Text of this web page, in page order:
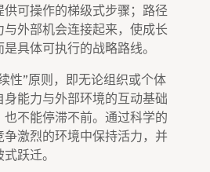
可操作的梯级式步骤；路径
外部机会连接起来，使成长
具体可执行的战略路线。
性”原则，即无论组织或个体
能力与外部环境的互动基础
也不能停滞不前。通过科学的
争激烈的环境中保持活力，并
跃迁。